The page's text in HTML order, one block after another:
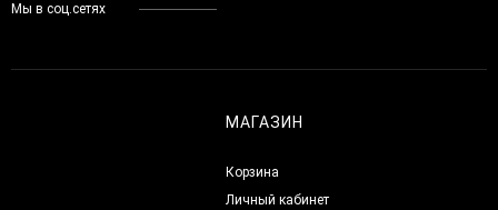
Мы в соц.сетях
МАГАЗИН
Корзина
Личный кабинет